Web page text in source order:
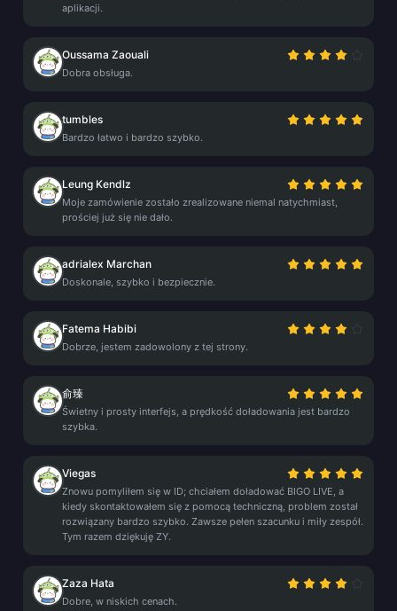
aplikacji.
Oussama Zaouali
Dobra obsługa.
tumbles
Bardzo łatwo i bardzo szybko.
Leung Kendlz
Moje zamówienie zostało zrealizowane niemal natychmiast,
prościej już się nie dało.
adrialex Marchan
Doskonale, szybko i bezpiecznie.
Fatema Habibi
Dobrze, jestem zadowolony z tej strony.
俞臻
Świetny i prosty interfejs, a prędkość doładowania jest bardzo
szybka.
Viegas
Znowu pomyliłem się w ID; chciałem doładować BIGO LIVE, a
kiedy skontaktowałem się z pomocą techniczną, problem został
rozwiązany bardzo szybko. Zawsze pełen szacunku i miły zespół.
Tym razem dziękuję ZY.
Zaza Hata
Dobre, w niskich cenach.